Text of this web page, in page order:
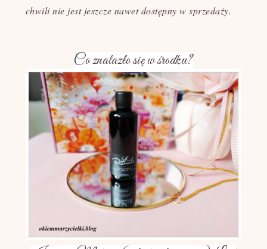
chwili nie jest jeszcze nawet dostępny w sprzedaży.
Co znalazło się w środku?